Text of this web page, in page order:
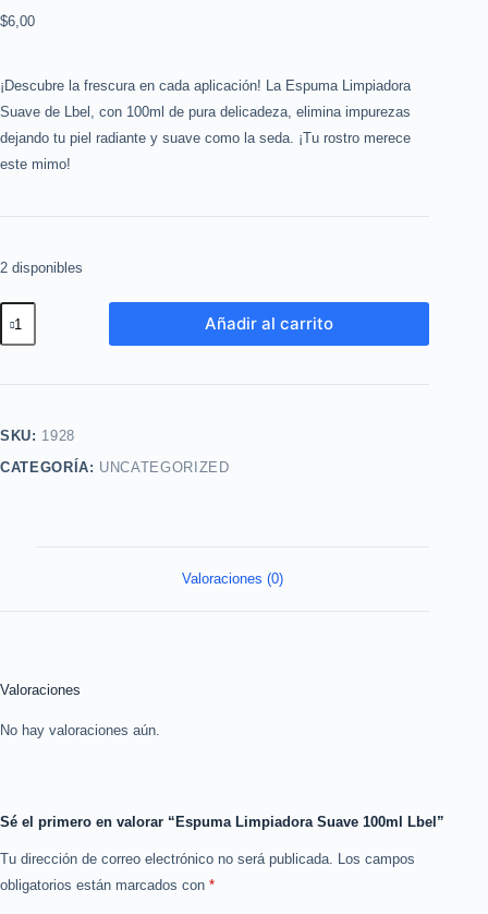
$6,00
¡Descubre la frescura en cada aplicación! La Espuma Limpiadora
Suave de Lbel, con 100ml de pura delicadeza, elimina impurezas
dejando tu piel radiante y suave como la seda. ¡Tu rostro merece
este mimo!
2 disponibles
Limpiadora
cantidad
Añadir al carrito
SKU: 1928
CATEGORÍA: UNCATEGORIZED
Valoraciones (0)
Valoraciones
No hay valoraciones aún.
Sé el primero en valorar “Espuma Limpiadora Suave 100ml Lbel”
Tu dirección de correo electrónico no será publicada.
Los campos
obligatorios están marcados con *